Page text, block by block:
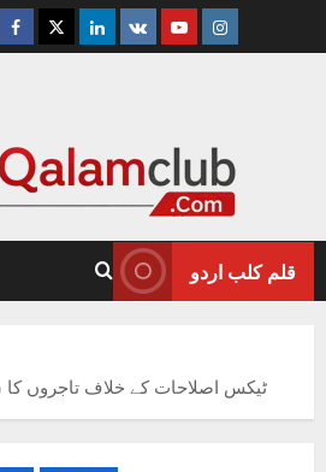
Facebook
TwitterLinkedin
VK YoutubeInstagram
قلم کلب اردو
ٹیکس اصلاحات کے خلاف تاجروں کا